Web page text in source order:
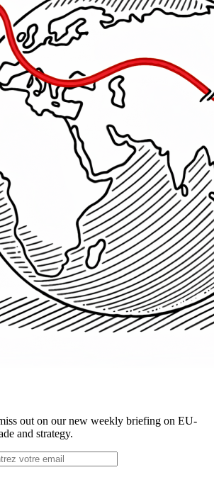
out on our new weekly briefing on EU-
and strategy.